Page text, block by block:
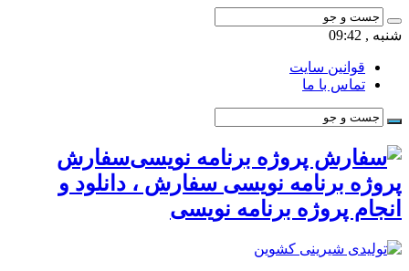
, 09:42
قوانین سایت
تماس با ما
سفارش
برنامه نویسی سفارش ، دانلود و
پروژه برنامه نویسی